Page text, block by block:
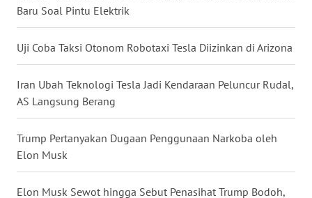
Baru Soal Pintu Elektrik
Uji Coba Taksi Otonom Robotaxi Tesla Diizinkan di Arizona
Iran Ubah Teknologi Tesla Jadi Kendaraan Peluncur Rudal,
AS Langsung Berang
Trump Pertanyakan Dugaan Penggunaan Narkoba oleh
Elon Musk
Elon Musk Sewot hingga Sebut Penasihat Trump Bodoh,
WN
SULTRA
WN
NTB
WN